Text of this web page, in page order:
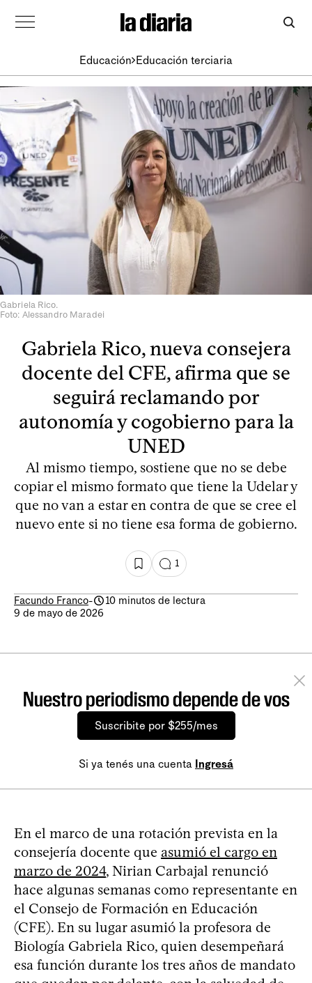
Educación Educación terciaria
Gabriela Rico.
Foto: Alessandro Maradei
Gabriela Rico, nueva consejera
docente del CFE, afirma que se
seguirá reclamando por
autonomía y cogobierno para la
UNED
Al mismo tiempo, sostiene que no se debe
copiar el mismo formato que tiene la Udelar y
que no van a estar en contra de que se cree el
nuevo ente si no tiene esa forma de gobierno.
1
Facundo Franco-
10 minutos de lectura
9 de mayo de 2026
Nuestro periodismo depende de vos
Suscribite por $255/mes
Si ya tenés una cuenta Ingresá
En el marco de una rotación prevista en la
consejería docente que asumió el cargo en
marzo de 2024, Nirian Carbajal renunció
hace algunas semanas como representante en
el Consejo de Formación en Educación
(CFE). En su lugar asumió la profesora de
Biología Gabriela Rico, quien desempeñará
esa función durante los tres años de mandato